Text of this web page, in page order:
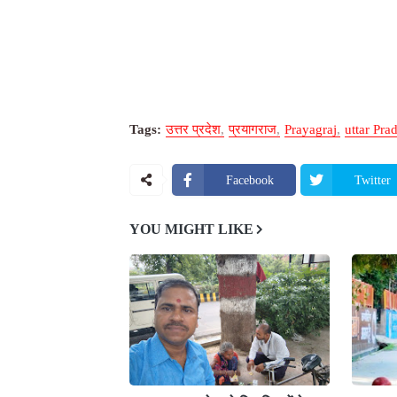
Tags: उत्तर प्रदेश प्रयागराज Prayagraj uttar
Facebook Twitter
YOU MIGHT LIKE